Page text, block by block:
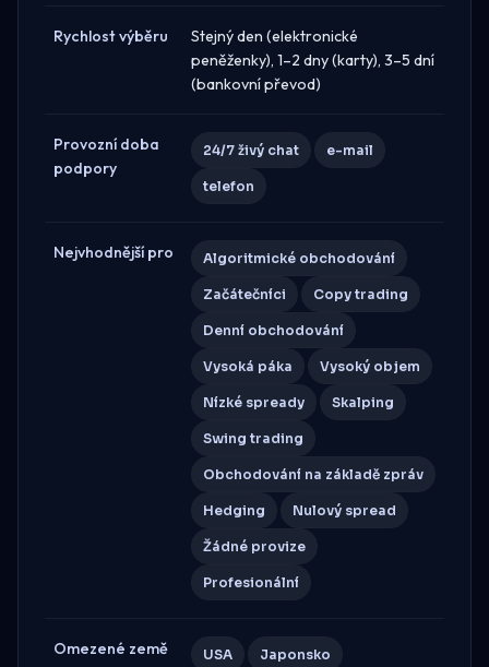
Rychlost výběru
Stejný den (elektronické
peněženky), 1–2 dny (karty), 3–5 dní
(bankovní převod)
Provozní doba
podpory
24/7 živý chat e-mail
telefon
Nejvhodnější pro Algoritmické obchodování
Začátečníci Copy trading
Denní obchodování
Vysoká páka Vysoký objem
Nízké spready Skalping
Swing trading
Obchodování na základě zpráv
Hedging Nulový spread
Žádné provize
Profesionální
Omezené země USA Japonsko